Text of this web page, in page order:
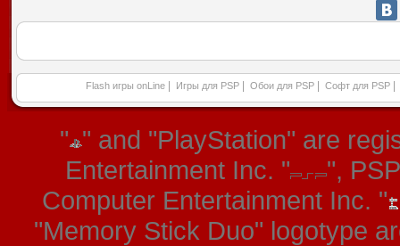
Flash игры onLine Игры для PSP Обои для PSP Софт для PSP
" " and "PlayStation" are
Entertainment Inc. "
",
Computer Entertainment Inc. "
"Memory Stick Duo" logotype